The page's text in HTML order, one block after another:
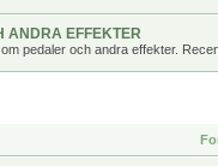
ANDRA EFFEKTER
pedaler och andra effekter.